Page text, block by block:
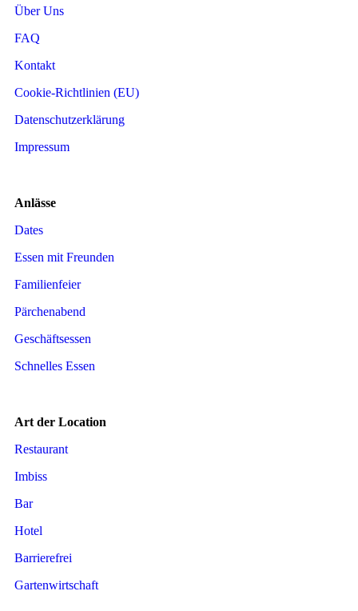
Über Uns
FAQ
Kontakt
Cookie-Richtlinien (EU)
Datenschutzerklärung
Impressum
Anlässe
Dates
Essen mit Freunden
Familienfeier
Pärchenabend
Geschäftsessen
Schnelles Essen
Art der Location
Restaurant
Imbiss
Bar
Hotel
Barrierefrei
Gartenwirtschaft